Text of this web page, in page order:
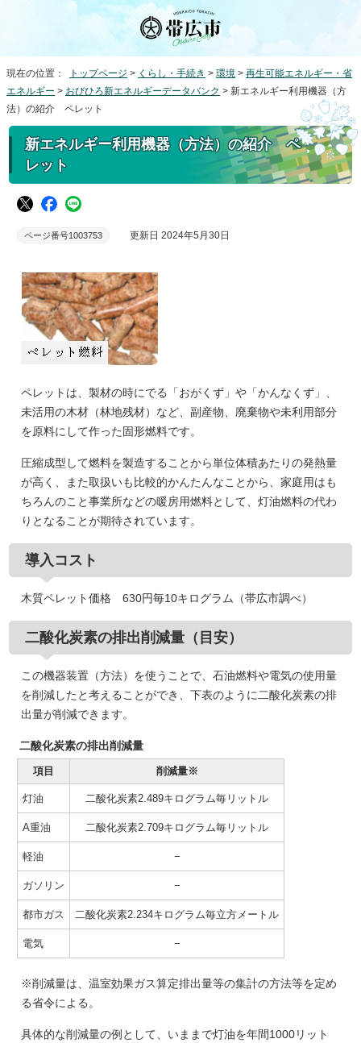
現在の位置： トップページ > くらし・手続き > 環境 > 再生可能エネルギー・省
エネルギー > おびひろ新エネルギーデータバンク > 新エネルギー利用機器（方
法）の紹介 ペレット
新エネルギー利用機器（方法）の紹介 ペ
レット
ページ番号1003753 更新日 2024年5月30日
ペレットは、製材の時にでる「おがくず」や「かんなくず」、
未活用の木材（林地残材）など、副産物、廃棄物や未利用部分
を原料にして作った固形燃料です。
圧縮成型して燃料を製造することから単位体積あたりの発熱量
が高く、また取扱いも比較的かんたんなことから、家庭用はも
ちろんのこと事業所などの暖房用燃料として、灯油燃料の代わ
りとなることが期待されています。
導入コスト
木質ペレット価格 630円毎10キログラム（帯広市調べ）
二酸化炭素の排出削減量（目安）
この機器装置（方法）を使うことで、石油燃料や電気の使用量
を削減したと考えることができ、下表のように二酸化炭素の排
出量が削減できます。
二酸化炭素の排出削減量
項目 削減量※
灯油 二酸化炭素2.489キログラム毎リットル
A重油 二酸化炭素2.709キログラム毎リットル
軽油 −
ガソリン −
都市ガス 二酸化炭素2.234キログラム毎立方メートル
電気 −
※削減量は、温室効果ガス算定排出量等の集計の方法等を定め
る省令による。
具体的な削減量の例として、いままで灯油を年間1000リット